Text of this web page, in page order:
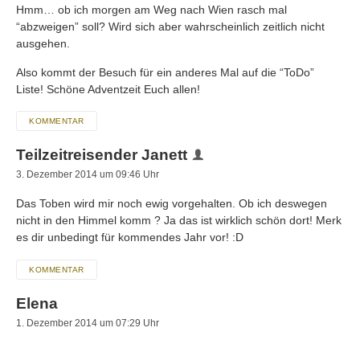
Hmm… ob ich morgen am Weg nach Wien rasch mal
“abzweigen” soll? Wird sich aber wahrscheinlich zeitlich nicht
ausgehen.
Also kommt der Besuch für ein anderes Mal auf die “ToDo”
Liste! Schöne Adventzeit Euch allen!
KOMMENTAR
Teilzeitreisender Janett
3. Dezember 2014 um 09:46 Uhr
Das Toben wird mir noch ewig vorgehalten. Ob ich deswegen
nicht in den Himmel komm ? Ja das ist wirklich schön dort! Merk
es dir unbedingt für kommendes Jahr vor! :D
KOMMENTAR
Elena
1. Dezember 2014 um 07:29 Uhr